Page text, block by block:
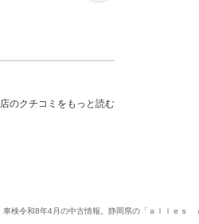
のクチコミをもっと読む
和8年4月の中古情報。静岡県の「ａｌｌｅｓ